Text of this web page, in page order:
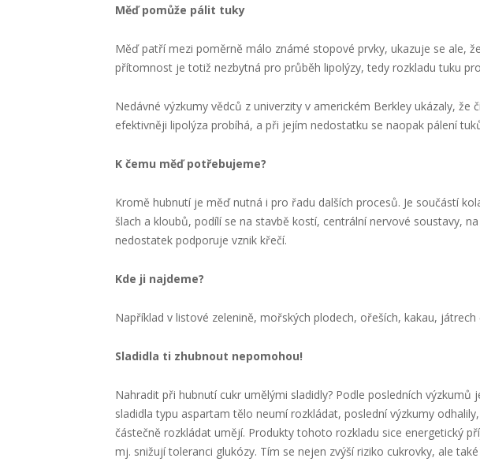
Měď pomůže pálit tuky
Měď patří mezi poměrně málo známé stopové prvky, ukazuje se ale,
přítomnost je totiž nezbytná pro průběh lipolýzy, tedy rozkladu tuku
Nedávné výzkumy vědců z univerzity v americkém Berkley ukázaly,
efektivněji lipolýza probíhá, a při jejím nedostatku se naopak pálení
K čemu měď potřebujeme?
Kromě hubnutí je měď nutná i pro řadu dalších procesů. Je součástí
šlach a kloubů, podílí se na stavbě kostí, centrální nervové soustavy,
nedostatek podporuje vznik křečí.
Kde ji najdeme?
Například v listové zelenině, mořských plodech, ořeších, kakau, játrech
Sladidla ti zhubnout nepomohou!
Nahradit při hubnutí cukr umělými sladidly? Podle posledních výzkumů
sladidla typu aspartam tělo neumí rozkládat, poslední výzkumy
částečně rozkládat umějí. Produkty tohoto rozkladu sice energetický
mj. snižují toleranci glukózy. Tím se nejen zvýší riziko cukrovky, ale